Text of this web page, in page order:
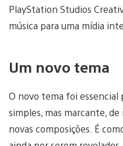
PlayStation Studios
música para uma mídia
Um novo tema
O novo tema foi essencial
simples, mas marcante,
novas composições. É